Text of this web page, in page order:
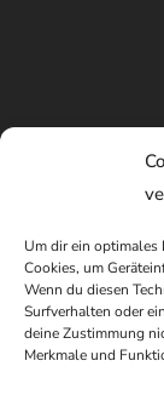
Um dir ein
Cookies, um
Wenn du diesen
Surfverhalten oder
deine Zustimmung
Merkmale und